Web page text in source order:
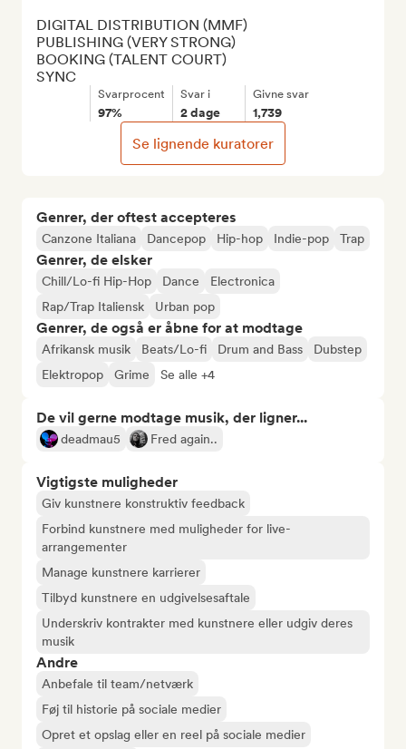
Genrer, der oftest accepteres
Canzone Italiana Dancepop Hip-hop Indie-pop Trap
Genrer, de elsker
Chill/Lo-fi Hip-Hop Dance
Electronica
Rap/Trap Italiensk
Urban pop
Genrer, de også er åbne for at modtage
Afrikansk musik Beats/Lo-fi Drum and Bass
Dubstep
Elektropop
Grime Se alle +4
De vil gerne modtage musik, der ligner...
deadmau5 Fred again..
Vigtigste muligheder
Giv kunstnere konstruktiv feedback
Forbind kunstnere med muligheder for live-
arrangementer
Manage kunstnere karrierer
Tilbyd kunstnere en udgivelsesaftale
Underskriv kontrakter med kunstnere eller udgiv deres
musik
Andre
Anbefale til team/netværk
Føj til historie på sociale medier
Opret et opslag eller en reel på sociale medier
DIGITAL DISTRIBUTION (MMF)
PUBLISHING (VERY STRONG)
BOOKING (TALENT COURT)
SYNC
Svarprocent
97%
Svar i
2 dage
Givne svar
1,739
Se lignende kuratorer